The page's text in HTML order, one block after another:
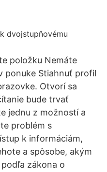
položku Nemáte
ponuke Stiahnuť profil
Otvorí sa
bude trvať
jednu z možností a
problém s
k informáciám,
a spôsobe, akým
zákona o